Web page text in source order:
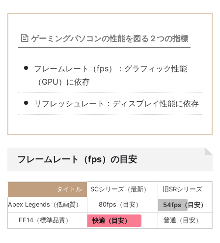
ゲーミングパソコンの性能を図る２つの指標
フレームレート（fps）：グラフィック性能
（GPU）に依存
リフレッシュレート：ディスプレイ性能に依存
フレームレート（fps）の目安
タイトル SCシリーズ（最新） 旧SRシリーズ
Apex Legends（低画質） 80fps（目安） 54fps（目安）
FF14（標準品質） 快適（目安） 普通（目安）